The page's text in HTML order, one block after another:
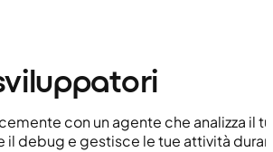
con un agente che analizza il
il debug e gestisce le tue attività